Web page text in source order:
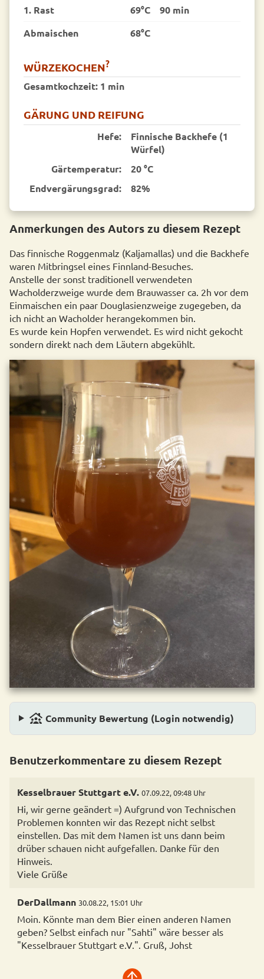
1. Rast
69°C
90 min
Abmaischen
68°C
WÜRZEKOCHEN?
Gesamtkochzeit: 1 min
GÄRUNG UND REIFUNG
Hefe:
Finnische Backhefe (1
Würfel)
Gärtemperatur:
20 °C
End­vergärungsgrad:
82%
Anmerkungen des Autors zu diesem Rezept
Das finnische Roggenmalz (Kaljamallas) und die Backhefe
waren Mitbringsel eines Finnland-Besuches.
Anstelle der sonst traditionell verwendeten
Wacholderzweige wurde dem Brauwasser ca. 2h vor dem
Einmaischen ein paar Douglasienzweige zugegeben, da
ich nicht an Wacholder herangekommen bin.
Es wurde kein Hopfen verwendet. Es wird nicht gekocht
sondern direkt nach dem Läutern abgekühlt.
family_group Community Bewertung (Login notwendig)
Benutzerkommentare zu diesem Rezept
Kesselbrauer Stuttgart e.V. 07.09.22, 09:48 Uhr
Hi, wir gerne geändert =) Aufgrund von Technischen
Problemen konnten wir das Rezept nicht selbst
einstellen. Das mit dem Namen ist uns dann beim
drüber schauen nicht aufgefallen. Danke für den
Hinweis.
DerDallmann 30.08.22, 15:01 Uhr
Moin. Könnte man dem Bier einen anderen Namen
geben? Selbst einfach nur "Sahti" wäre besser als
"Kesselbrauer Stuttgart e.V.". Gruß, Johst